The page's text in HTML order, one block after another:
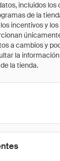
incluidos
de la
incentivos y
a cambios y
la
la tienda.